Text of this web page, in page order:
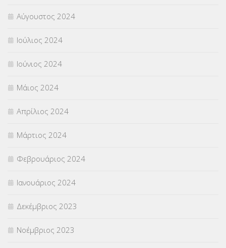
Αύγουστος 2024
Ιούλιος 2024
Ιούνιος 2024
Μάιος 2024
Απρίλιος 2024
Μάρτιος 2024
Φεβρουάριος 2024
Ιανουάριος 2024
Δεκέμβριος 2023
Νοέμβριος 2023